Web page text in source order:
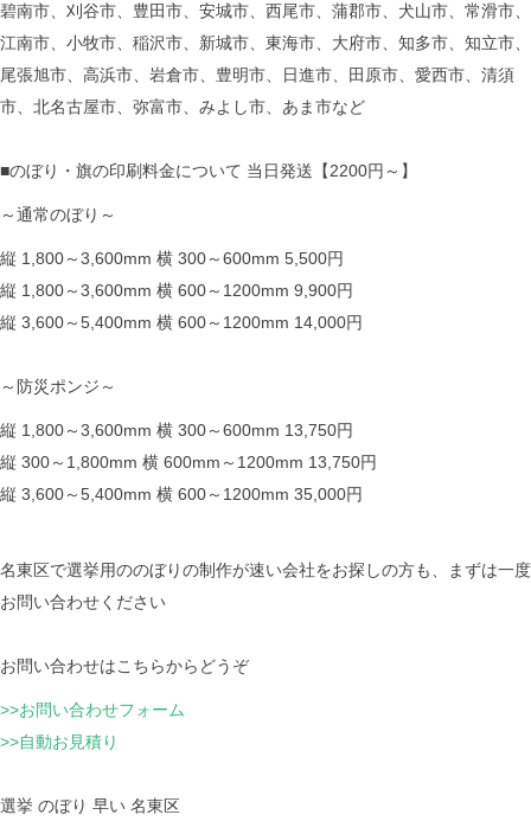
碧南市、刈谷市、豊田市、安城市、西尾市、蒲郡市、犬山市、常滑市、
江南市、小牧市、稲沢市、新城市、東海市、大府市、知多市、知立市、
尾張旭市、高浜市、岩倉市、豊明市、日進市、田原市、愛西市、清須
市、北名古屋市、弥富市、みよし市、あま市など
■のぼり・旗の印刷料金について 当日発送【2200円～】
～通常のぼり～
縦 1,800～3,600mm 横 300～600mm 5,500円
縦 1,800～3,600mm 横 600～1200mm 9,900円
縦 3,600～5,400mm 横 600～1200mm 14,000円
～防災ポンジ～
縦 1,800～3,600mm 横 300～600mm 13,750円
縦 300～1,800mm 横 600mm～1200mm 13,750円
縦 3,600～5,400mm 横 600～1200mm 35,000円
名東区で選挙用ののぼりの制作が速い会社をお探しの方も、まずは一度
お問い合わせください
お問い合わせはこちらからどうぞ
>>お問い合わせフォーム
>>自動お見積り
選挙 のぼり 早い 名東区